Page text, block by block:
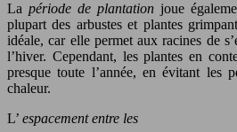
La période de plantation joue
plupart des arbustes et plantes
idéale, car elle permet aux racines de
l’hiver. Cependant, les plantes en
presque toute l’année, en évitant les
chaleur.
L’ espacement entre les